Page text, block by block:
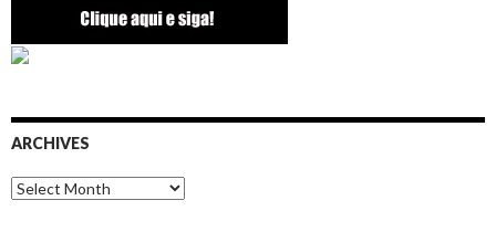
ARCHIVES
Archives